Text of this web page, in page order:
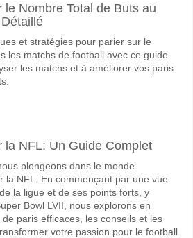
le Nombre Total de Buts au
et stratégies pour parier sur le
les matchs de football avec ce guide
les matchs et à améliorer vos paris
la NFL: Un Guide Complet
plongeons dans le monde
la NFL. En commençant par une vue
la ligue et de ses points forts, y
Bowl LVII, nous explorons en
paris efficaces, les conseils et les
votre passion pour le football